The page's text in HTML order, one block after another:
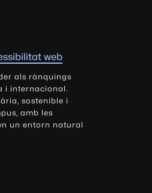
web
als rànquings
i internacional.
sostenible i
amb les
un entorn natural